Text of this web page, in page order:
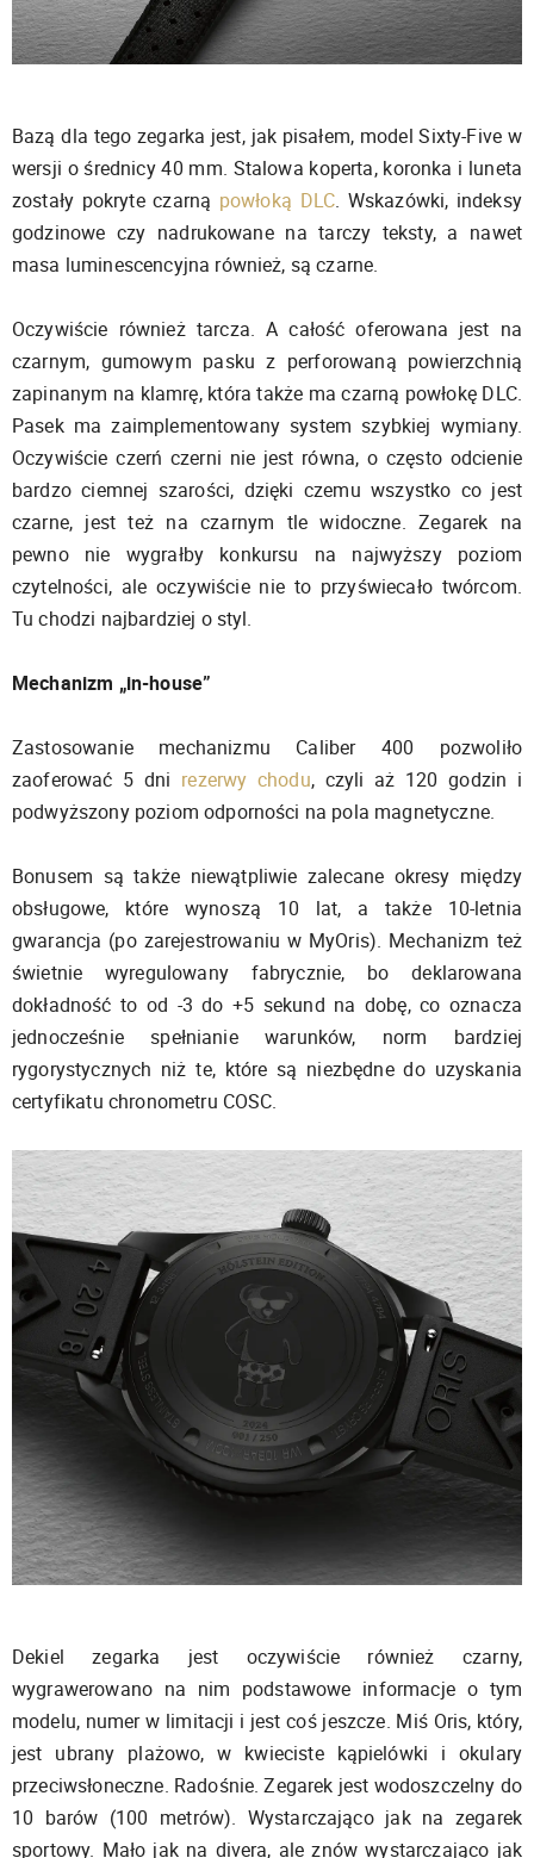
Bazą dla tego zegarka jest, jak pisałem, model Sixty-Five w
wersji o średnicy 40 mm. Stalowa koperta, koronka i luneta
zostały pokryte czarną powłoką DLC. Wskazówki, indeksy
godzinowe czy nadrukowane na tarczy teksty, a nawet
masa luminescencyjna również, są czarne.
Oczywiście również tarcza. A całość oferowana jest na
czarnym, gumowym pasku z perforowaną powierzchnią
zapinanym na klamrę, która także ma czarną powłokę DLC.
Pasek ma zaimplementowany system szybkiej wymiany.
Oczywiście czerń czerni nie jest równa, o często odcienie
bardzo ciemnej szarości, dzięki czemu wszystko co jest
czarne, jest też na czarnym tle widoczne. Zegarek na
pewno nie wygrałby konkursu na najwyższy poziom
czytelności, ale oczywiście nie to przyświecało twórcom.
Tu chodzi najbardziej o styl.
Mechanizm „in-house”
Zastosowanie mechanizmu Caliber 400 pozwoliło
zaoferować 5 dni rezerwy chodu, czyli aż 120 godzin i
podwyższony poziom odporności na pola magnetyczne.
Bonusem są także niewątpliwie zalecane okresy między
obsługowe, które wynoszą 10 lat, a także 10-letnia
gwarancja (po zarejestrowaniu w MyOris). Mechanizm też
świetnie wyregulowany fabrycznie, bo deklarowana
dokładność to od -3 do +5 sekund na dobę, co oznacza
jednocześnie spełnianie warunków, norm bardziej
rygorystycznych niż te, które są niezbędne do uzyskania
certyfikatu chronometru COSC.
Dekiel zegarka jest oczywiście również czarny,
wygrawerowano na nim podstawowe informacje o tym
modelu, numer w limitacji i jest coś jeszcze. Miś Oris, który,
jest ubrany plażowo, w kwieciste kąpielówki i okulary
przeciwsłoneczne. Radośnie. Zegarek jest wodoszczelny do
10 barów (100 metrów). Wystarczająco jak na zegarek
sportowy. Mało jak na divera, ale znów wystarczająco jak